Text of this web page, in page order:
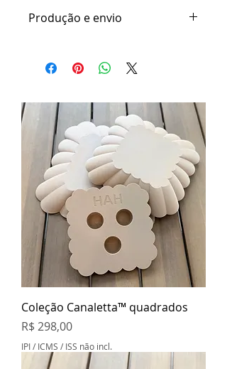
Produção e envio
por impressão 2D, o prazo de
produção e envio varia de 7 a 15
Coleção Canaletta™ quadrados
Preço
R$ 298,00
IPI / ICMS / ISS não incl.